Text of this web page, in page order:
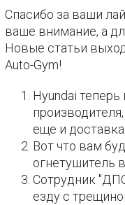
Спасибо за ваши
ваше внимание, а
Новые статьи
Auto-Gym!
Hyundai
еще и
Вот что вам
огнетушитель
Сотрудник
езду с